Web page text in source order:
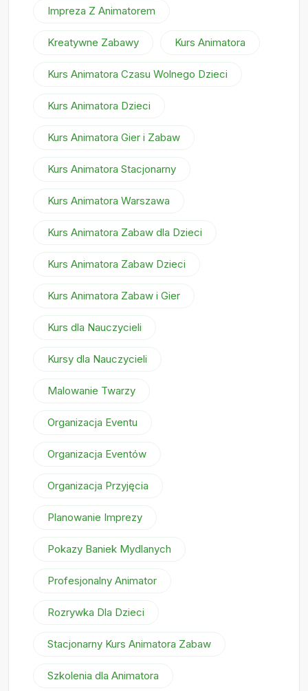
Impreza Z Animatorem
Kreatywne Zabawy Kurs Animatora
Kurs Animatora Czasu Wolnego Dzieci
Kurs Animatora Dzieci
Kurs Animatora Gier i Zabaw
Kurs Animatora Stacjonarny
Kurs Animatora Warszawa
Kurs Animatora Zabaw dla Dzieci
Kurs Animatora Zabaw Dzieci
Kurs Animatora Zabaw i Gier
Kurs dla Nauczycieli
Kursy dla Nauczycieli
Malowanie Twarzy
Organizacja Eventu
Organizacja Eventów
Organizacja Przyjęcia
Planowanie Imprezy
Pokazy Baniek Mydlanych
Profesjonalny Animator
Rozrywka Dla Dzieci
Stacjonarny Kurs Animatora Zabaw
Szkolenia dla Animatora